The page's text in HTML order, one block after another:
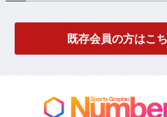
既存会員の方はこ